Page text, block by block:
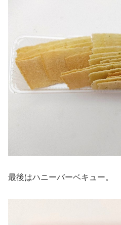
最後はハニーバーベキュー。